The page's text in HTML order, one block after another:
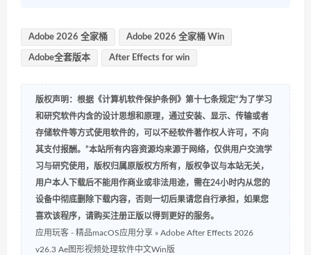
Adobe 2026 全家桶 Adobe 2026 全家桶 Win
Adobe全套版本 After Effects for win
版权声明：根据《计算机软件保护条例》第十七条规定“为了学习
和研究软件内含的设计思想和原理，通过安装、显示、传输或者
存储软件等方式使用软件的，可以不经软件著作权人许可，不向
其支付报酬。”本站所有内容资源均来源于网络，仅供用户交流学
习与研究使用，版权归属原版权方所有，版权争议与本站无关，
用户本人下载后不能用作商业或非法用途，需在24小时内从您的
设备中彻底删除下载内容，否则一切后果请您自行承担，如果您
喜欢该程序，请购买注册正版以得到更好的服务。
应用玩客 - 精品macOS应用分享 » Adobe After Effects 2026
v26.3 Ae图形视频处理软件中文Win版